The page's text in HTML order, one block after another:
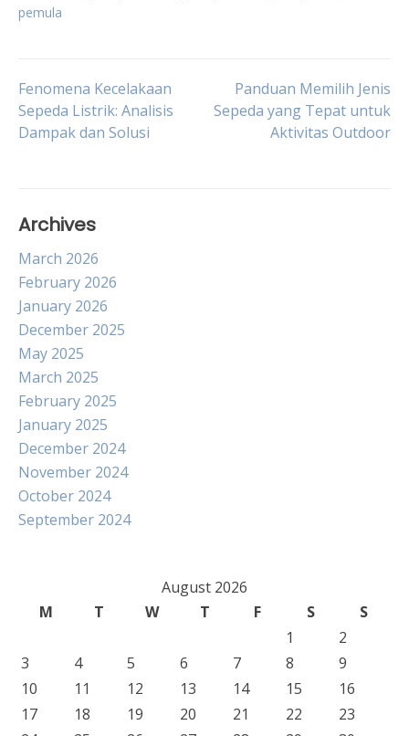
pemula
Post
navigation
Fenomena Kecelakaan
Sepeda Listrik: Analisis
Dampak dan Solusi
Panduan Memilih Jenis
Sepeda yang Tepat untuk
Aktivitas Outdoor
Archives
March 2026
February 2026
January 2026
December 2025
May 2025
March 2025
February 2025
January 2025
December 2024
November 2024
October 2024
September 2024
August 2026
M
T W T F S
S
1
2
3
4 5 6 7 8
9
10
11 12 13 14 15
16
17
18 19 20 21 22
23